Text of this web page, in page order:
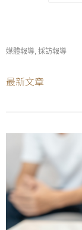
媒體報導, 採訪報導
最新文章